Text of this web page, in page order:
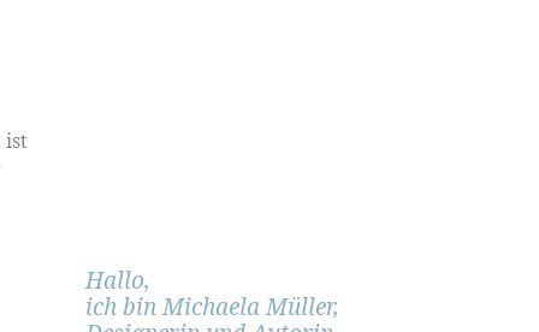
ist
Hallo,
ich bin Michaela Müller,